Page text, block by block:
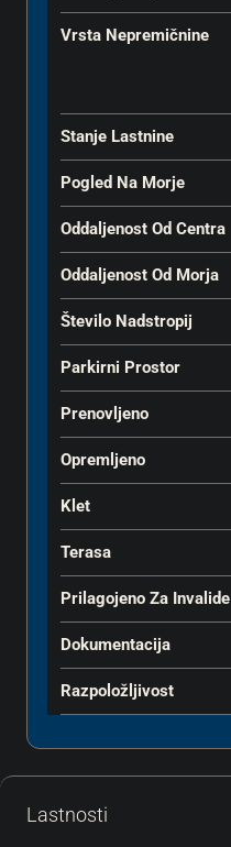
Vrsta Nepremičnine
Stanje Lastnine
Pogled Na Morje
Oddaljenost Od Centra
Oddaljenost Od Morja
Število Nadstropij
Parkirni Prostor
Prenovljeno
Opremljeno
Klet
Terasa
Prilagojeno Za Invalide
Dokumentacija
Razpoložljivost
Lastnosti